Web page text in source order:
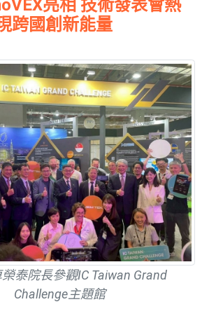
亮相 技術發表會熱
跨國創新能量
泰院長參觀IC Taiwan Grand
Challenge主題館